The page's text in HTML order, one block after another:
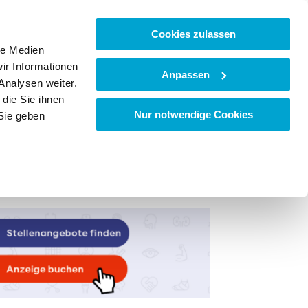
Medien
Informationen
weiter.
Sie ihnen
geben
Cookies zulassen
Anpassen
Nur notwendige Cookies